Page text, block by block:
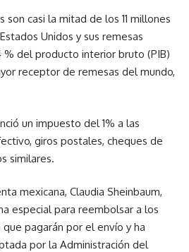
casi la mitad de los 11 millones
Unidos y sus remesas
del producto interior bruto (PIB)
receptor de remesas del mundo,
un impuesto del 1% a las
giros postales, cheques de
similares.
mexicana, Claudia Sheinbaum,
especial para reembolsar a los
pagarán por el envío y ha
por la Administración del